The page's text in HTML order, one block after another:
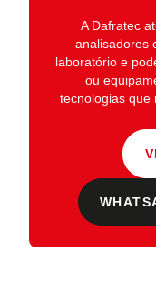
A Dafratec
analisadores
laboratórioe
ou
tecnologias que